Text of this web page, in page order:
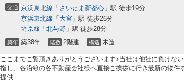
交通 京浜東北線 「 さいたま新都心 」駅 徒歩19分
京浜東北線 「 大宮 」駅 徒歩26分
埼京線 「 北与野 」駅 徒歩28分
築年 築38年 階数 2階建 構造 木造
ここまでご覧頂きありがとうございます♪当社は他社に負けな
指し、各沿線の各不動産会社様へ直接ご挨拶に行き最新の物件
提供...